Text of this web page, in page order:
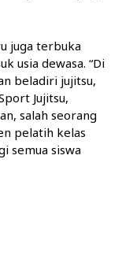
juga terbuka
usia dewasa. “Di
beladiri jujitsu,
Jujitsu,
salah seorang
pelatih kelas
semua siswa